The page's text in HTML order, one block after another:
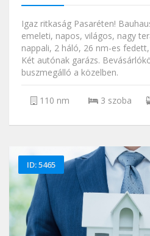
Igaz ritkaság Pasaréten!
emeleti, napos, világos, nagy
nappali, 2 háló, 26 nm-es
Két autónak garázs.
buszmegálló a közelben.
110 nm 3 szoba
ID: 5465